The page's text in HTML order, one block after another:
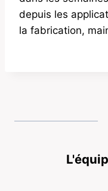
depuis les
la fabrication,